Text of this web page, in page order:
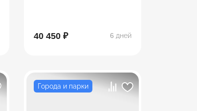
40 450 ₽
6 дней
Города и парки